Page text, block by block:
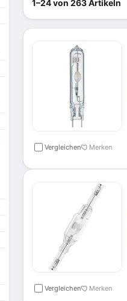
1–24 von 263 Artikeln
Vergleichen Merken
Vergleichen Merken